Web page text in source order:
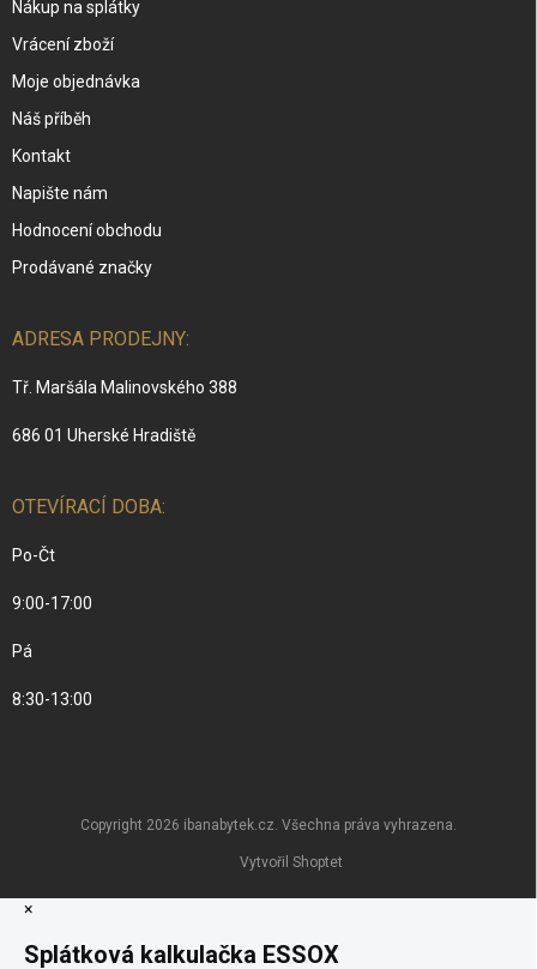
Nákup na splátky
Vrácení zboží
Moje objednávka
Náš příběh
Kontakt
Napište nám
Hodnocení obchodu
Prodávané značky
ADRESA PRODEJNY:
Tř. Maršála Malinovského 388
686 01 Uherské Hradiště
OTEVÍRACÍ DOBA:
Po-Čt
9:00-17:00
Pá
8:30-13:00
Vytvořil Shoptet
Copyright 2026 ibanabytek.cz. Všechna práva vyhrazena.
×
Splátková kalkulačka ESSOX